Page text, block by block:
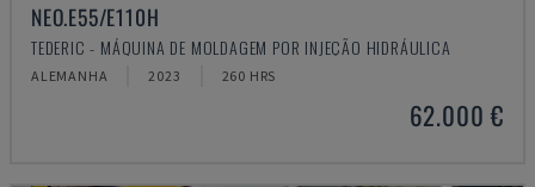
NEO.E55/E110H
TEDERIC - MÁQUINA DE MOLDAGEM POR INJEÇÃO HIDRÁULICA
ALEMANHA 2023 260 HRS
62.000 €